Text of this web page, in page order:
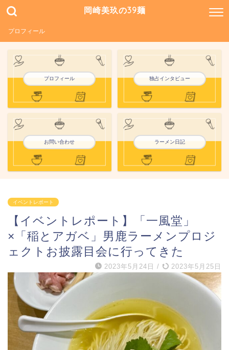
岡崎美玖の39麺
プロフィール
プロフィール 独占インタビュー
お問い合わせ ラーメン日記
イベントレポート
【イベントレポート】「一風堂」
×「稲とアガベ」男鹿ラーメンプロジ
ェクトお披露目会に行ってきた
2023年5月24日 / 2023年5月25日